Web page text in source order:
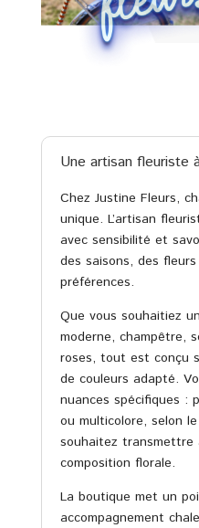
Une artisan fleuriste
Chez Justine Fleurs,
unique. L’artisan
avec sensibilité et
des saisons, des
préférences.
Que vous souhaitiez
moderne, champêtre,
roses, tout est conçu
de couleurs adapté.
nuances spécifiques :
ou multicolore, selon
souhaitez transmettre
composition florale.
La boutique met un
accompagnement